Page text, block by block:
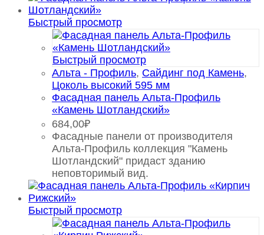
Быстрый просмотр
Быстрый просмотр
Альта - Профиль, Сайдинг под Камень,
Цоколь высокий 595 мм
Фасадная панель Альта-Профиль
«Камень Шотландский»
684,00₽
Фасадные панели от производителя
Альта-Профиль коллекция "Камень
Шотландский" придаст зданию
неповторимый вид.
Быстрый просмотр